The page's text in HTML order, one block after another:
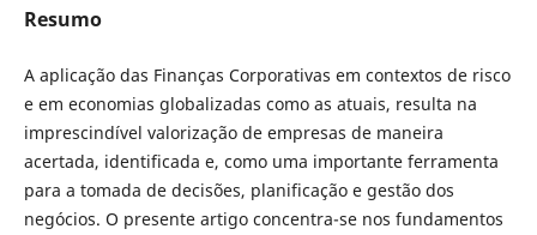
Resumo
A aplicação das Finanças Corporativas em contextos de risco
e em economias globalizadas como as atuais, resulta na
imprescindível valorização de empresas de maneira
acertada, identificada e, como uma importante ferramenta
para a tomada de decisões, planificação e gestão dos
negócios. O presente artigo concentra-se nos fundamentos